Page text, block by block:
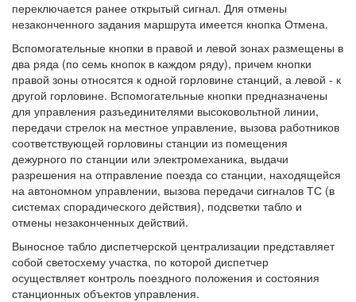
переключается ранее открытый сигнал. Для отмены
незаконченного задания маршрута имеется кнопка Отмена.
Вспомогательные кнопки в правой и левой зонах размещены в
два ряда (по семь кнопок в каждом ряду), причем кнопки
правой зоны относятся к одной горловине станций, а левой - к
другой горловине. Вспомогательные кнопки предназначены
для управления разъединителями высоковольтной линии,
передачи стрелок на местное управление, вызова работников
соответствующей горловины станции из помещения
дежурного по станции или электромеханика, выдачи
разрешения на отправление поезда со станции, находящейся
на автономном управлении, вызова передачи сигналов ТС (в
системах спорадического действия), подсветки табло и
отмены незаконченных действий.
Выносное табло диспетчерской централизации представляет
собой светосхему участка, по которой диспетчер
осуществляет контроль поездного положения и состояния
станционных объектов управления.